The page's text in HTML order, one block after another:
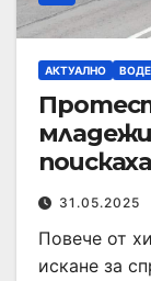
АКТУАЛНО
31.05.2025
Повече от
искане за